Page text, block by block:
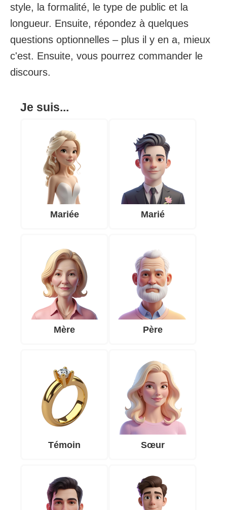
style, la formalité, le type de public et la
longueur. Ensuite, répondez à quelques
questions optionnelles – plus il y en a, mieux
c'est. Ensuite, vous pourrez commander le
discours.
Je suis...
Mariée Marié
Mère Père
Témoin Sœur